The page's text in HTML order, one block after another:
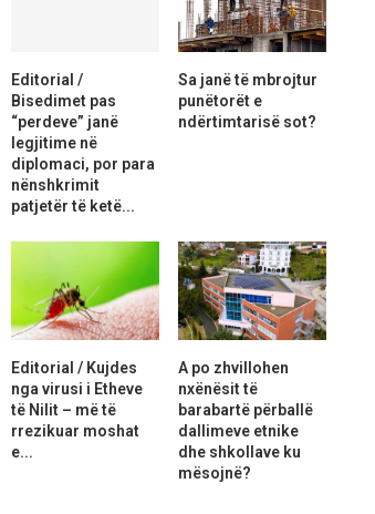
Editorial /
Bisedimet pas
“perdeve” janë
legjitime në
diplomaci, por para
nënshkrimit
patjetër të ketë...
Sa janë të mbrojtur
punëtorët e
ndërtimtarisë sot?
Editorial / Kujdes
nga virusi i Etheve
të Nilit – më të
rrezikuar moshat
e...
A po zhvillohen
nxënësit të
barabartë përballë
dallimeve etnike
dhe shkollave ku
mësojnë?